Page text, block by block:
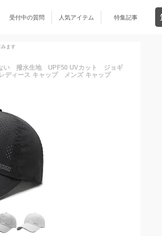
受付中の質問 人気アイテム 特集記事
みます
い 撥水生地 UPF50 UVカット ジョギ
ィース キャップ メンズ キャップ